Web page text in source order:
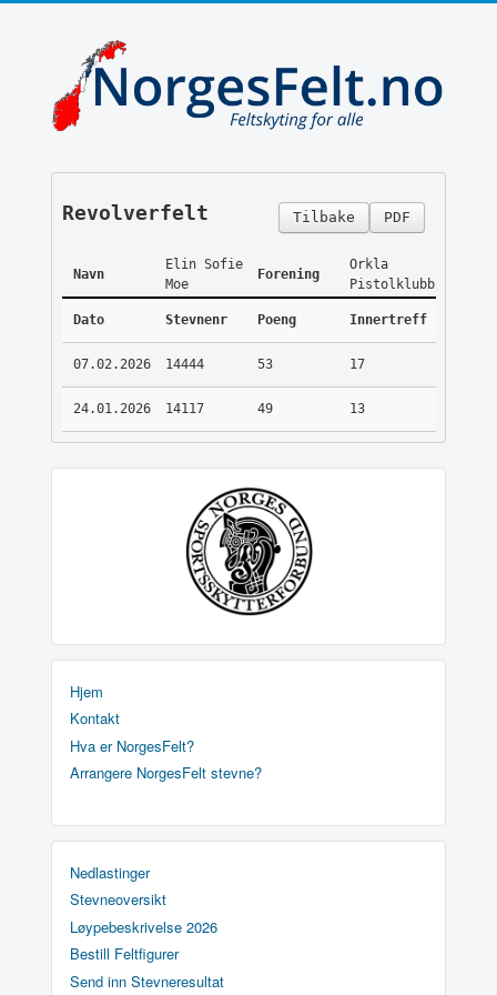
PDF
Tilbake
Revolverfelt
Navn
Elin Sofie
Moe
Forening
Orkla
Pistolklubb
Dato Stevnenr Poeng Innertreff
07.02.2026 14444 53 17
24.01.2026 14117 49 13
Hjem
Kontakt
Hva er NorgesFelt?
Arrangere NorgesFelt stevne?
Nedlastinger
Stevneoversikt
Løypebeskrivelse 2026
Bestill Feltfigurer
Send inn Stevneresultat